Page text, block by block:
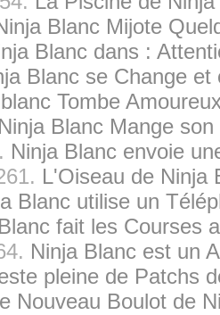
Blanc Mijote
Blanc dans :
Blanc se Change et
Tombe
Ninja Blanc Mange
Ninja Blanc envoie
L'Oiseau de Ninja
Blanc utilise un
fait les Courses
Ninja Blanc est un
pleine de Patchs
Nouveau Boulot de